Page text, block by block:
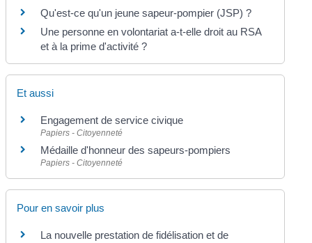
Qu'est-ce qu'un jeune sapeur-pompier (JSP) ?
Une personne en volontariat a-t-elle droit au RSA
et à la prime d'activité ?
Et aussi
Engagement de service civique
Papiers - Citoyenneté
Médaille d'honneur des sapeurs-pompiers
Papiers - Citoyenneté
Pour en savoir plus
La nouvelle prestation de fidélisation et de